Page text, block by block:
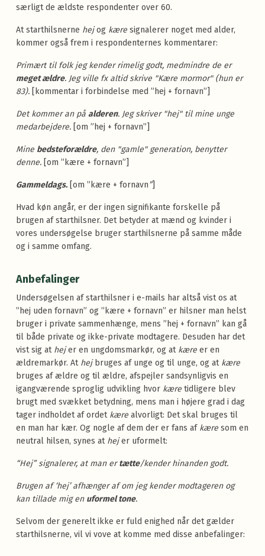
særligt de ældste respondenter over 60.
At starthilsnerne hejog kæresignalerer noget med alder,
kommer også frem i respondenternes kommentarer:
Primært til folk jeg kender rimelig godt, medmindre de er
meget ældre. Jeg ville fx altid skrive "Kære mormor" (hun er
83).[kommentar i forbindelse med ”hej + fornavn”]
Det kommer an på alderen. Jeg skriver "hej" til mine unge
medarbejdere. [om ”hej + fornavn”]
Mine bedsteforældre, den "gamle" generation, benytter
denne. [om ”kære + fornavn”]
Gammeldags. [om ”kære + fornavn”]
Hvad køn angår, er der ingen signifikante forskelle på
brugen af starthilsner. Det betyder at mænd og kvinder i
vores undersøgelse bruger starthilsnerne på samme måde
og i samme omfang.
Anbefalinger
Undersøgelsen af starthilsner i e-mails har altså vist os at
”hej uden fornavn” og ”kære + fornavn” er hilsner man helst
bruger i private sammenhænge, mens ”hej + fornavn” kan gå
til både private og ikke-private modtagere. Desuden har det
vist sig at hejer en ungdomsmarkør, og at kæreer en
ældremarkør. At hejbruges af unge og til unge, og at kære
bruges af ældre og til ældre, afspejler sandsynligvis en
igangværende sproglig udvikling hvor kæretidligere blev
brugt med svækket betydning, mens man i højere grad i dag
tager indholdet af ordet kærealvorligt: Det skal bruges til
en man har kær. Og nogle af dem der er fans af kæresom en
neutral hilsen, synes at hejer uformelt:
“Hej” signalerer, at man ertætte/kender hinanden godt.
Brugen af ‘hej’ afhænger af om jeg kender modtageren og
kan tillade mig en uformel tone.
Selvom der generelt ikke er fuld enighed når det gælder
starthilsnerne, vil vi vove at komme med disse anbefalinger: